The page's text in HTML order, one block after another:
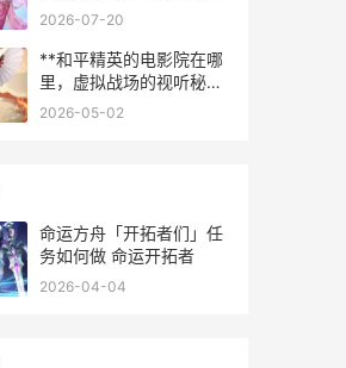
机遇，副标题，时光回溯
2026-07-20
**和平精英的电影院在哪
里，虚拟战场的视听秘境
**
2026-05-02
命运方舟「开拓者们」任
务如何做 命运开拓者
2026-04-04